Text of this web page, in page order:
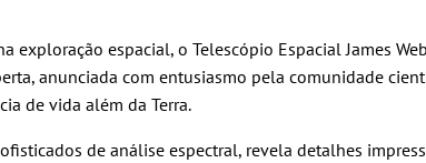
exploração espacial, o Telescópio Espacial James
anunciada com entusiasmo pela comunidade
de vida além da Terra.
de análise espectral, revela detalhes